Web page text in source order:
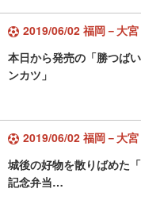
2019/06/02 福岡－大宮
本日から発売の「勝つば
ンカツ」
2019/06/02 福岡－大宮
城後の好物を散りばめた
記念弁当…